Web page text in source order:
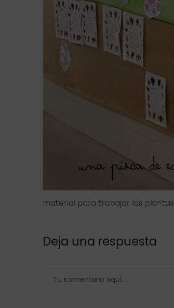
material para trabajar las plantas
Deja una respuesta